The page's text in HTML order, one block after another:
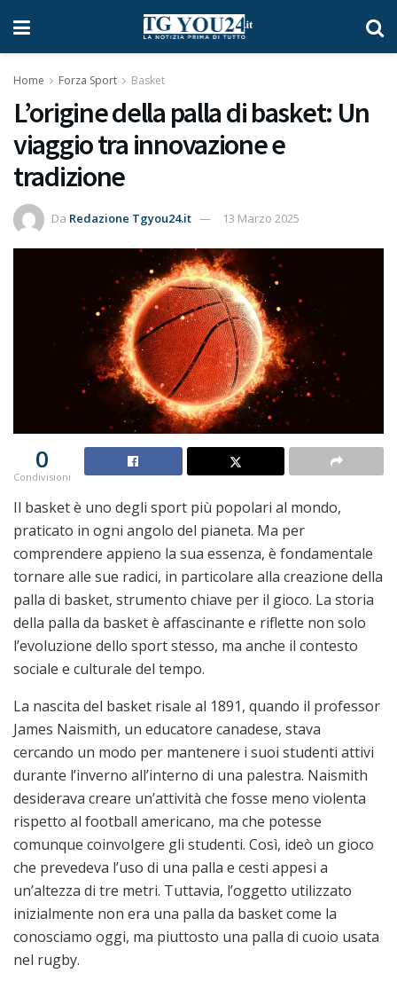
Home Forza Sport Basket
L’origine della palla di basket: Un
viaggio tra innovazione e
tradizione
Da Redazione Tgyou24.it 13 Marzo 2025
0
Condivisioni
Il basket è uno degli sport più popolari al mondo,
praticato in ogni angolo del pianeta. Ma per
comprendere appieno la sua essenza, è fondamentale
tornare alle sue radici, in particolare alla creazione della
palla di basket, strumento chiave per il gioco. La storia
della palla da basket è affascinante e riflette non solo
l’evoluzione dello sport stesso, ma anche il contesto
sociale e culturale del tempo.
La nascita del basket risale al 1891, quando il professor
James Naismith, un educatore canadese, stava
cercando un modo per mantenere i suoi studenti attivi
durante l’inverno all’interno di una palestra. Naismith
desiderava creare un’attività che fosse meno violenta
rispetto al football americano, ma che potesse
comunque coinvolgere gli studenti. Così, ideò un gioco
che prevedeva l’uso di una palla e cesti appesi a
un’altezza di tre metri. Tuttavia, l’oggetto utilizzato
inizialmente non era una palla da basket come la
conosciamo oggi, ma piuttosto una palla di cuoio usata
nel rugby.